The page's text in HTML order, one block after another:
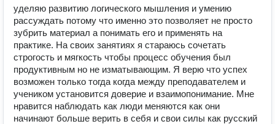
уделяю развитию логического мышления и умению
рассуждать потому что именно это позволяет не просто
зубрить материал а понимать его и применять на
практике. На своих занятиях я стараюсь сочетать
строгость и мягкость чтобы процесс обучения был
продуктивным но не изматывающим. Я верю что успех
возможен только тогда когда между преподавателем и
учеником установится доверие и взаимопонимание. Мне
нравится наблюдать как люди меняются как они
начинают больше верить в себя и свои силы как русский